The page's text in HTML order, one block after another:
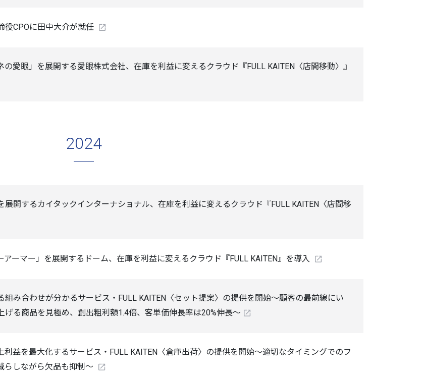
役CPOに田中大介が就任
愛眼」を展開する愛眼株式会社、在庫を利益に変えるクラウド『FULL KAITEN〈店間移動〉』
2024
展開するカイタックインターナショナル、在庫を利益に変えるクラウド『FULL KAITEN〈店間移
アーマー」を展開するドーム、在庫を利益に変えるクラウド『FULL KAITEN』を導入
組み合わせが分かるサービス・FULL KAITEN〈セット提案〉の提供を開始～顧客の最前線にい
げる商品を見極め、創出粗利額1.4倍、客単価伸長率は20%伸長～
利益を最大化するサービス・FULL KAITEN〈倉庫出荷〉の提供を開始～適切なタイミングでのフ
らしながら欠品も抑制～